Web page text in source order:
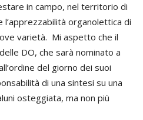
in campo, nel territorio di
organolettica di
varietà. Mi aspetto che il
DO, che sarà nominato a
del giorno dei suoi
di una sintesi su una
osteggiata, ma non più